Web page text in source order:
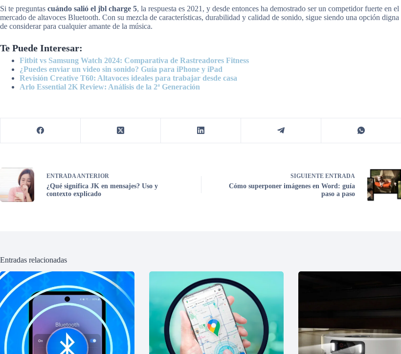
Si te preguntas cuándo salió el jbl charge 5, la respuesta es 2021, y desde entonces ha demostrado ser un competidor fuerte en el
mercado de altavoces Bluetooth. Con su mezcla de características, durabilidad y calidad de sonido, sigue siendo una opción digna
de considerar para cualquier amante de la música.
Te Puede Interesar:
Fitbit vs Samsung Watch 2024: Comparativa de Rastreadores Fitness
¿Puedes enviar un video sin sonido? Guía para iPhone y iPad
Revisión Creative T60: Altavoces ideales para trabajar desde casa
Arlo Essential 2K Review: Análisis de la 2ª Generación
ENTRADAANTERIOR
¿Qué significa JK en mensajes? Uso y
contexto explicado
SIGUIENTEENTRADA
Cómo superponer imágenes en Word: guía
paso a paso
Entradas relacionadas